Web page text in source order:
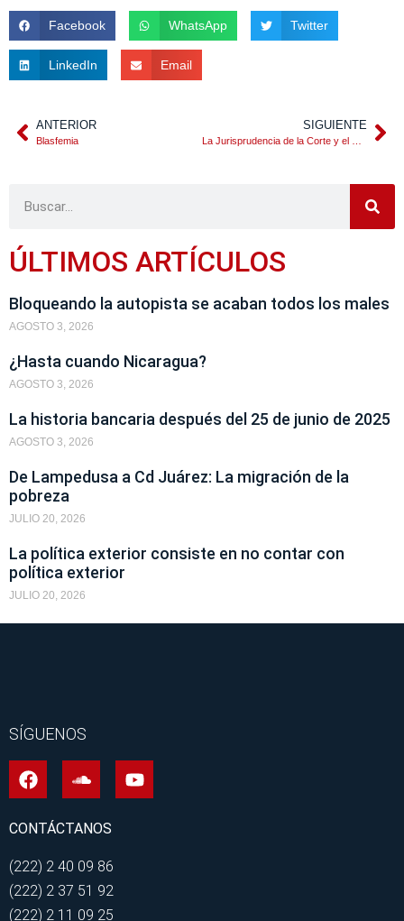
Facebook WhatsApp Twitter
LinkedIn Email
ANTERIOR
Blasfemia
SIGUIENTE
ÚLTIMOS ARTÍCULOS
Bloqueando la autopista se acaban todos los males
AGOSTO 3, 2026
¿Hasta cuando Nicaragua?
AGOSTO 3, 2026
La historia bancaria después del 25 de junio de 2025
AGOSTO 3, 2026
De Lampedusa a Cd Juárez: La migración de la
pobreza
JULIO 20, 2026
La política exterior consiste en no contar con
política exterior
JULIO 20, 2026
SÍGUENOS
CONTÁCTANOS
(222) 2 40 09 86
(222) 2 37 51 92
(222) 2 11 09 25